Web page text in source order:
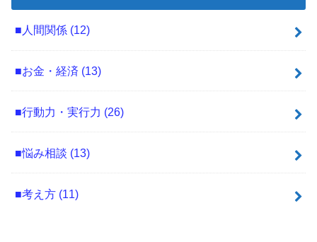
■人間関係 (12)
■お金・経済 (13)
■行動力・実行力 (26)
■悩み相談 (13)
■考え方 (11)